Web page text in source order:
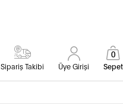
Sipariş Takibi Üye Girişi Sepet
0